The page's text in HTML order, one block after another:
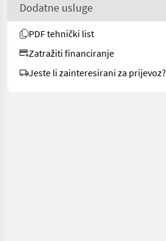
Dodatne usluge
PDF tehnički list
Zatražiti financiranje
Jeste li zainteresirani za prijevoz?